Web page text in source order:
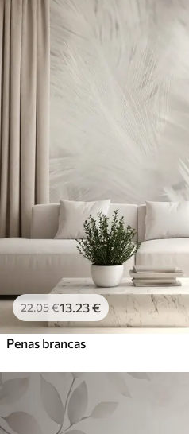
22.05€13 .23€
Penas brancas